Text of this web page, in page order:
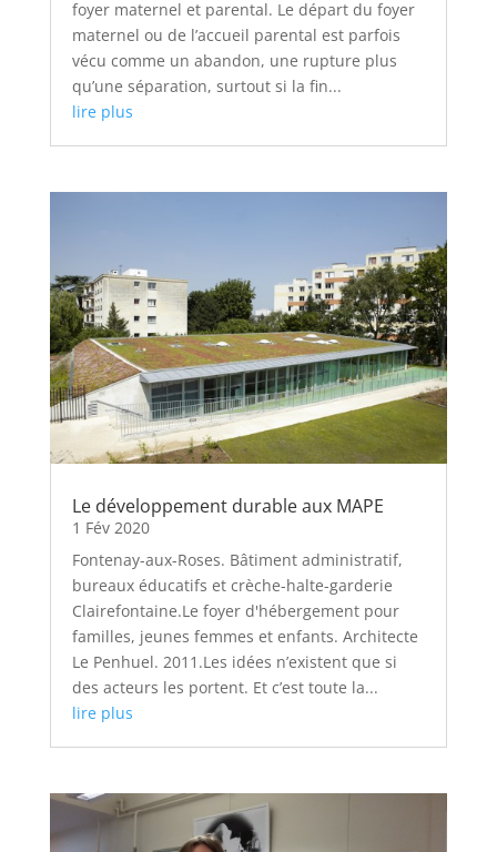
foyer maternel et parental. Le départ du foyer
maternel ou de l’accueil parental est parfois
vécu comme un abandon, une rupture plus
qu’une séparation, surtout si la fin...
lire plus
Le développement durable aux MAPE
1 Fév 2020
Fontenay-aux-Roses. Bâtiment administratif,
bureaux éducatifs et crèche-halte-garderie
Clairefontaine.Le foyer d'hébergement pour
familles, jeunes femmes et enfants. Architecte
Le Penhuel. 2011.Les idées n’existent que si
des acteurs les portent. Et c’est toute la...
lire plus